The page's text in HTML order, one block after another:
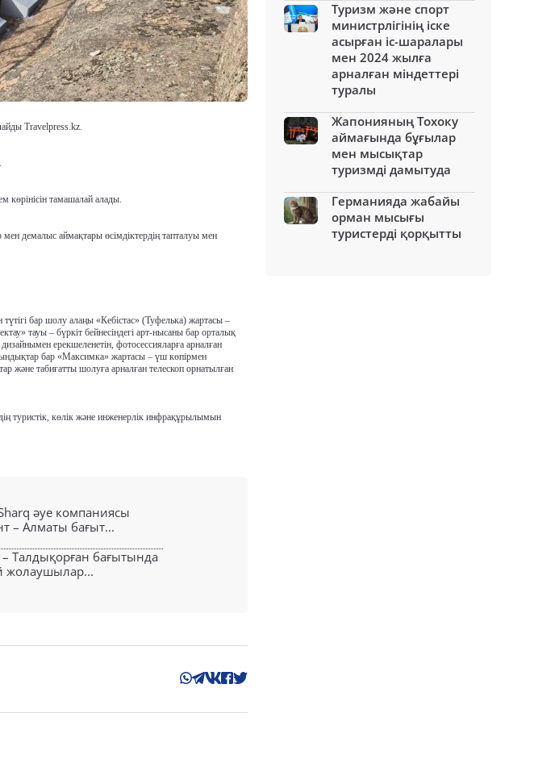
Travelpress.kz.
.
көрінісін тамашалай алады.
демалыс аймақтары өсімдіктердің тапталуы мен
бар шолу алаңы «Кебістас» (Туфелька) жартасы –
тауы – бүркіт бейнесіндегі арт-нысаны бар орталық
ерекшеленетін, фотосессияларға арналған
бар «Максимка» жартасы – үш көпірмен
және табиғатты шолуға арналған телескоп орнатылған
туристік, көлік және инженерлік инфрақұрылымын
әуе компаниясы
– Алматы бағыт...
– Талдықорған бағытында
жолаушылар...
Туризм және спорт
министрлігінің іске
асырған іс-шаралары
мен 2024 жылға
арналған міндеттері
туралы
Жапонияның Тохоку
аймағында бұғылар
мен мысықтар
туризмді дамытуда
Германияда жабайы
орман мысығы
туристерді қорқытты